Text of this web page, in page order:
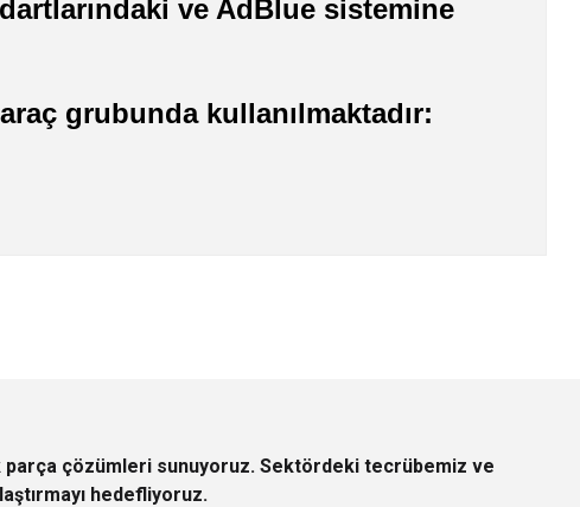
ve AdBlue sistemine
grubunda kullanılmaktadır:
çözümleri sunuyoruz. Sektördeki tecrübemiz ve
hedefliyoruz.